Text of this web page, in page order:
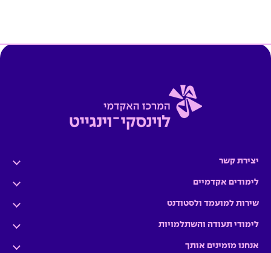
יצירת קשר
לימודים אקדמיים
שירות למועמד ולסטודנט
לימודי תעודה והשתלמויות
אנחנו מזמינים אותך